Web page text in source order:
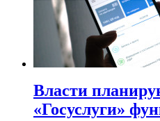
Власти
«Госуслуги»